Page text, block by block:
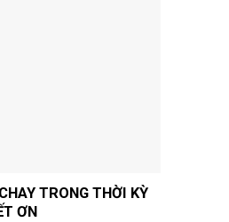
TRONG THỜI KỲ
ƠN